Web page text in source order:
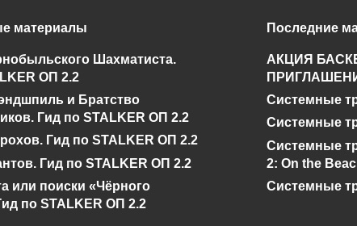
стол картогрофа в
0
Как
0
материалы
Шахматиста.
ОП 2.2
и Братство
Гид по STALKER ОП 2.2
Гид по STALKER ОП 2.2
Гид по STALKER ОП 2.2
или поиски «Чёрного
по STALKER ОП 2.2
Последние
АКЦИЯ
Системные
Системные
Системные
2: On the
Системные